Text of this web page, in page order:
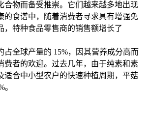
合物而备受推崇。它们越来越多地出现
的食谱中，随着消费者寻求具有增强免
，特种食品零售商的销售额增长了
占全球产量的 15%，因其营养成分高而
费者的欢迎。过去几年，由于纯素和素
适合中小型农户的快速种植周期，平菇
。